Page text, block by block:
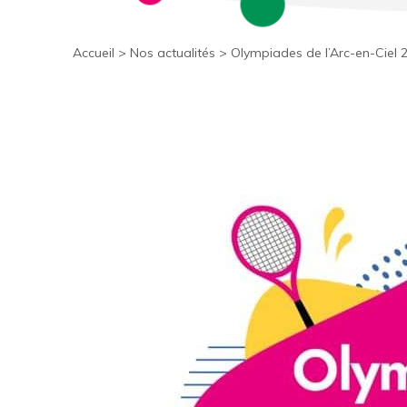
Accueil > Nos actualités > Olympiades de l’Arc-en-Ciel